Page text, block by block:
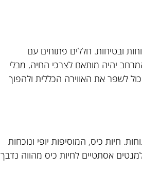
ובטיחות. חללים פתוחים עם
יהיה מותאם לצרכי החיה, מבלי
לשפר את האווירה הכללית ולהפוך
חיות כיס, המוסיפות יופי ונוכחות
אסתטיים לחיות כיס מהווה נדבך